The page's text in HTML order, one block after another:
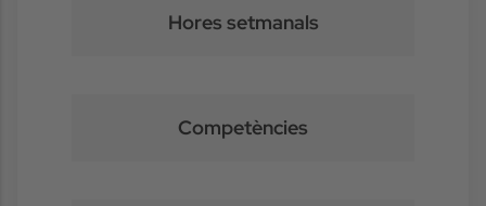
Hores setmanals
Competències